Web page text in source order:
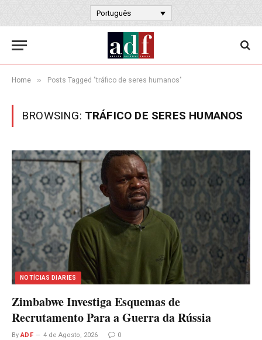
Português
Home » Posts Tagged "tráfico de seres humanos"
BROWSING: TRÁFICO DE SERES HUMANOS
NOTÍCIAS DIARIES
Zimbabwe Investiga Esquemas de
Recrutamento Para a Guerra da Rússia
By ADF 4 de Agosto, 2026 0